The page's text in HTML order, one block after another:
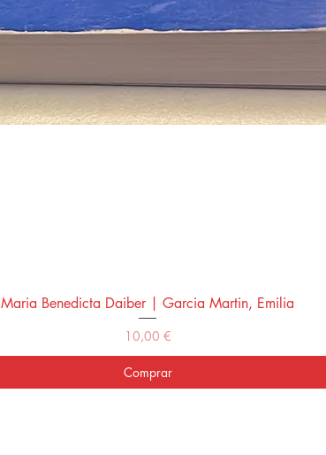
Vista rápida
Maria Benedicta Daiber | Garcia Martin, Emilia
Precio
10,00 €
Comprar